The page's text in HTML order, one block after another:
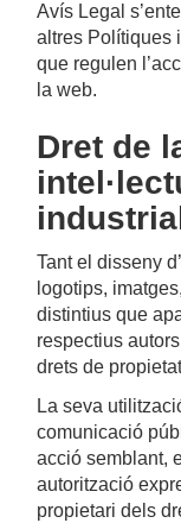
Avís Legal
altres Polítiques
que regulen
la web.
Dret de
Tant el disseny
logotips,
distintius que
respectius
drets de
La seva
comunicació
acció semblant,
autorització
propietari dels